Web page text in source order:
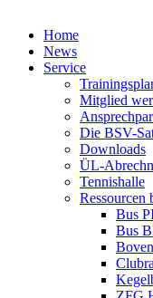
Home
News
Service
Mitglied
Die BSV-
Downloads
ÜL-
Tennishalle
Ressourcen
Bus
Bus